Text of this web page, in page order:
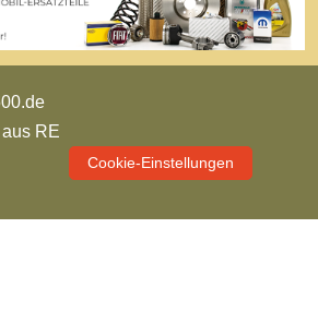
RE
Cookie-Einstellungen